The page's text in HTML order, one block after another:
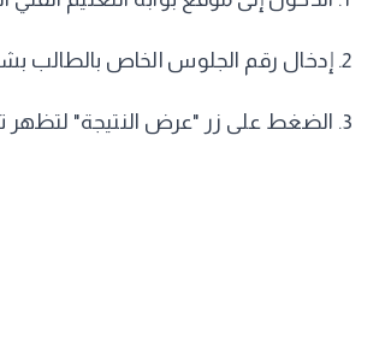
​إدخال رقم الجلوس الخاص بالطالب
​الضغط على زر "عرض النتيجة" لتظهر